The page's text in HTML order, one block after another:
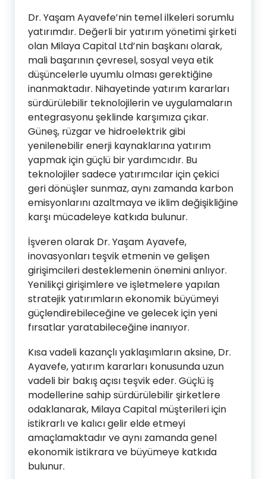
Dr. Yaşam Ayavefe’nin temel ilkeleri sorumlu
yatırımdır. Değerli bir yatırım yönetimi şirketi
olan Milaya Capital Ltd’nin başkanı olarak,
mali başarının çevresel, sosyal veya etik
düşüncelerle uyumlu olması gerektiğine
inanmaktadır. Nihayetinde yatırım kararları
sürdürülebilir teknolojilerin ve uygulamaların
entegrasyonu şeklinde karşımıza çıkar.
Güneş, rüzgar ve hidroelektrik gibi
yenilenebilir enerji kaynaklarına yatırım
yapmak için güçlü bir yardımcıdır. Bu
teknolojiler sadece yatırımcılar için çekici
geri dönüşler sunmaz, aynı zamanda karbon
emisyonlarını azaltmaya ve iklim değişikliğine
karşı mücadeleye katkıda bulunur.
İşveren olarak Dr. Yaşam Ayavefe,
inovasyonları teşvik etmenin ve gelişen
girişimcileri desteklemenin önemini anlıyor.
Yenilikçi girişimlere ve işletmelere yapılan
stratejik yatırımların ekonomik büyümeyi
güçlendirebileceğine ve gelecek için yeni
fırsatlar yaratabileceğine inanıyor.
Kısa vadeli kazançlı yaklaşımların aksine, Dr.
Ayavefe, yatırım kararları konusunda uzun
vadeli bir bakış açısı teşvik eder. Güçlü iş
modellerine sahip sürdürülebilir şirketlere
odaklanarak, Milaya Capital müşterileri için
istikrarlı ve kalıcı gelir elde etmeyi
amaçlamaktadır ve aynı zamanda genel
ekonomik istikrara ve büyümeye katkıda
bulunur.